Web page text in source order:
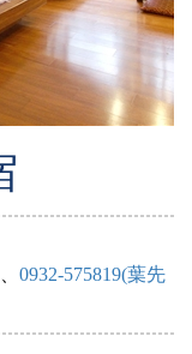
0932-575819(葉先